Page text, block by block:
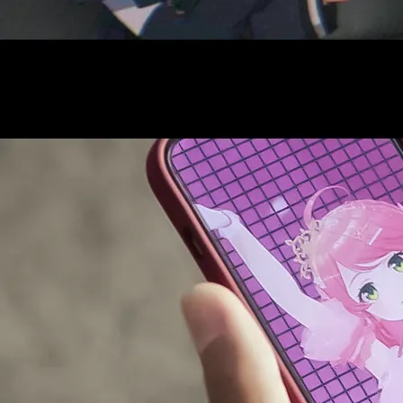
SUPPORT ADVERTISING
OFFICIAL SHOP
HOLODULE
プライバシーポリシー
未成年の方々へのお願い
二次創作ガイドライン